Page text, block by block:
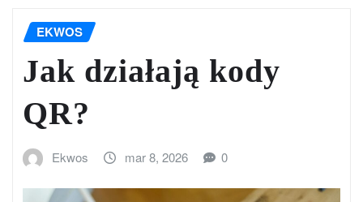
EKWOS
Jak działają kody
QR?
Ekwos mar 8, 2026 0